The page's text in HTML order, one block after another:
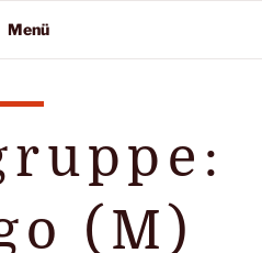
Menü
(M)